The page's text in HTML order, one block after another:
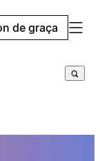
de graça